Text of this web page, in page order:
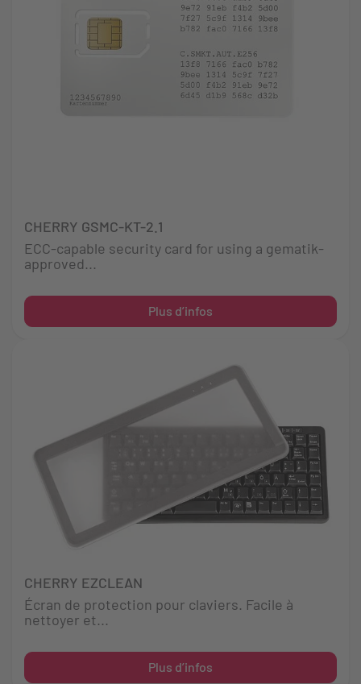
CHERRY GSMC-KT-2.1
ECC-capable security card for using a gematik-
approved...
Plus d’infos
CHERRY EZCLEAN
Écran de protection pour claviers. Facile à
nettoyer et...
Plus d’infos